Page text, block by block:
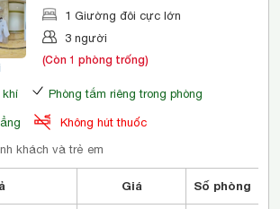
1 Giường đôi cực lớn
3 người
(Còn 1 phòng trống)
khí Phòng tắm riêng trong phòng
Không hút thuốc
khách và trẻ em
Giá Số phòng